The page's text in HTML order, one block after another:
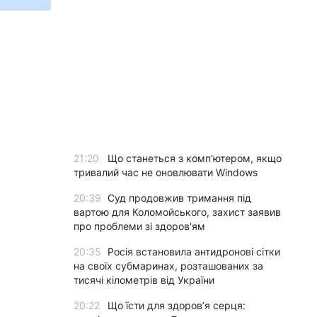
21:20
Що станеться з комп’ютером, якщо
тривалий час не оновлювати Windows
20:39 Суд продовжив тримання під
вартою для Коломойського, захист заявив
про проблеми зі здоров'ям
20:35
Росія встановила антидронові сітки
на своїх субмаринах, розташованих за
тисячі кілометрів від України
20:22
Що їсти для здоров’я серця: